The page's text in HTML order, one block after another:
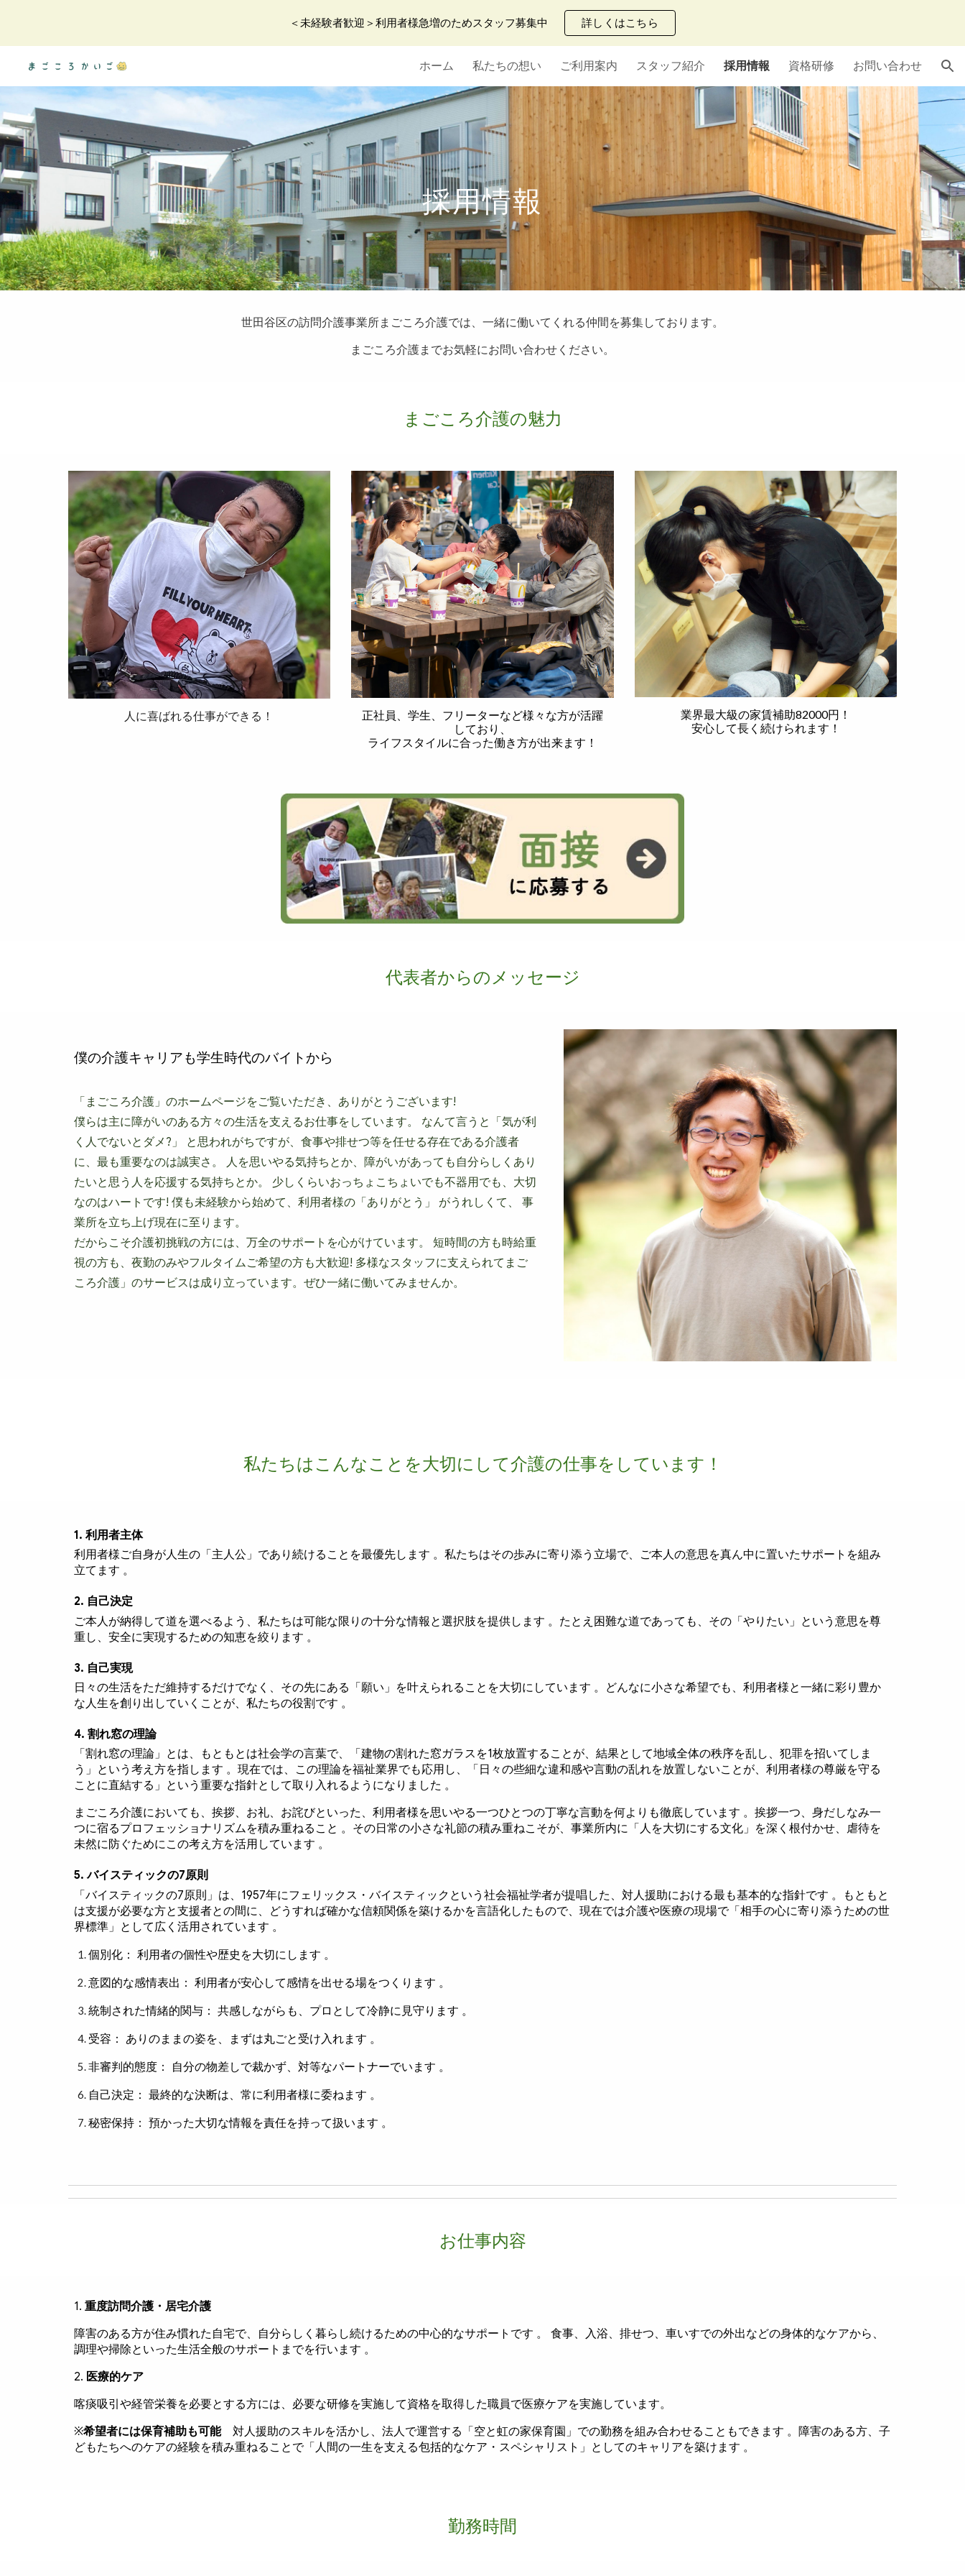
Skip to main content Skip to navigation
＜未経験者歓迎＞利用者様急増のためスタッフ募集中 詳しくはこちら
ホーム 私たちの想い ご利用案内 スタッフ紹介 採用情報 資格研修 お問い合わせ
採用情報
世田谷区の訪問介護事業所まごころ介護では、一緒に働いてくれる仲間を募集しております。
まごころ介護までお気軽にお問い合わせください。
まごころ介護の魅力
人に喜ばれる仕事ができる！
正社員、学生、フリーターなど様々な方が活躍
しており、
ライフスタイルに合った働き方が出来ます！
業界最大級の家賃補助82000円！
安心して長く続けられます！
代表者からのメッセージ
僕の介護キャリアも学生時代のバイトから
「まごころ介護」のホームページをご覧いただき、ありがとうございます!
僕らは主に障がいのある方々の生活を支えるお仕事をしています。 なんて言うと「気が利
く人でないとダメ?」 と思われがちですが、食事や排せつ等を任せる存在である介護者
に、最も重要なのは誠実さ。 人を思いやる気持ちとか、障がいがあっても自分らしくあり
たいと思う人を応援する気持ちとか。 少しくらいおっちょこちょいでも不器用でも、大切
なのはハートです! 僕も未経験から始めて、利用者様の「ありがとう」 がうれしくて、 事
業所を立ち上げ現在に至ります。
だからこそ介護初挑戦の方には、万全のサポートを心がけています。 短時間の方も時給重
視の方も、夜勤のみやフルタイムご希望の方も大歓迎! 多様なスタッフに支えられてまご
ころ介護」のサービスは成り立っています。ぜひ一緒に働いてみませんか。
私たちはこんなことを大切にして介護の仕事をしています！
1. 利用者主体
利用者様ご自身が人生の「主人公」であり続けることを最優先します 。私たちはその歩みに寄り添う立場で、ご本人の意思を真ん中に置いたサポートを組み
立てます 。
2. 自己決定
ご本人が納得して道を選べるよう、私たちは可能な限りの十分な情報と選択肢を提供します 。たとえ困難な道であっても、その「やりたい」という意思を尊
重し、安全に実現するための知恵を絞ります 。
3. 自己実現
日々の生活をただ維持するだけでなく、その先にある「願い」を叶えられることを大切にしています 。どんなに小さな希望でも、利用者様と一緒に彩り豊か
な人生を創り出していくことが、私たちの役割です 。
4. 割れ窓の理論
「割れ窓の理論」とは、もともとは社会学の言葉で、「建物の割れた窓ガラスを1枚放置することが、結果として地域全体の秩序を乱し、犯罪を招いてしま
う」という考え方を指します 。現在では、この理論を福祉業界でも応用し、「日々の些細な違和感や言動の乱れを放置しないことが、利用者様の尊厳を守る
ことに直結する」という重要な指針として取り入れるようになりました 。
まごころ介護においても、挨拶、お礼、お詫びといった、利用者様を思いやる一つひとつの丁寧な言動を何よりも徹底しています 。挨拶一つ、身だしなみ一
つに宿るプロフェッショナリズムを積み重ねること 。その日常の小さな礼節の積み重ねこそが、事業所内に「人を大切にする文化」を深く根付かせ、虐待を
未然に防ぐためにこの考え方を活用しています 。
5. バイスティックの7原則
「バイスティックの7原則」は、1957年にフェリックス・バイスティックという社会福祉学者が提唱した、対人援助における最も基本的な指針です 。もともと
は支援が必要な方と支援者との間に、どうすれば確かな信頼関係を築けるかを言語化したもので、現在では介護や医療の現場で「相手の心に寄り添うための世
界標準」として広く活用されています 。
個別化： 利用者の個性や歴史を大切にします 。
意図的な感情表出： 利用者が安心して感情を出せる場をつくります 。
統制された情緒的関与： 共感しながらも、プロとして冷静に見守ります 。
受容： ありのままの姿を、まずは丸ごと受け入れます 。
非審判的態度： 自分の物差しで裁かず、対等なパートナーでいます 。
自己決定： 最終的な決断は、常に利用者様に委ねます 。
秘密保持： 預かった大切な情報を責任を持って扱います 。
お仕事内容
1. 重度訪問介護・居宅介護
障害のある方が住み慣れた自宅で、自分らしく暮らし続けるための中心的なサポートです 。 食事、入浴、排せつ、車いすでの外出などの身体的なケアから、
調理や掃除といった生活全般のサポートまでを行います 。
2. 医療的ケア
喀痰吸引や経管栄養を必要とする方には、必要な研修を実施して資格を取得した職員で医療ケアを実施しています。
※希望者には保育補助も可能 対人援助のスキルを活かし、法人で運営する「空と虹の家保育園」での勤務を組み合わせることもできます 。障害のある方、子
どもたちへのケアの経験を積み重ねることで「人間の一生を支える包括的なケア・スペシャリスト」としてのキャリアを築けます 。
勤務時間